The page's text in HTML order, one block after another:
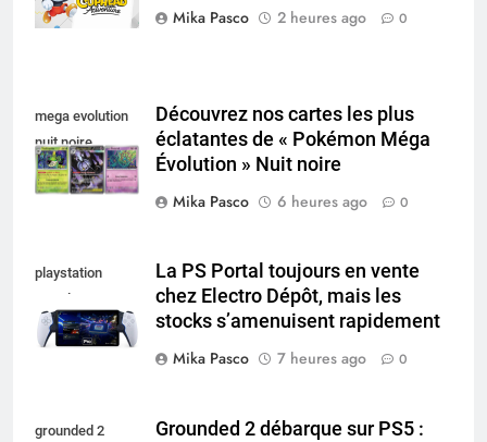
Mika Pasco 2 heures ago 0
mega evolution
nuit noire
Découvrez nos cartes les plus
éclatantes de « Pokémon Méga
Évolution » Nuit noire
Mika Pasco
6 heures ago 0
playstation
portal pro
La PS Portal toujours en vente
chez Electro Dépôt, mais les
stocks s’amenuisent rapidement
Mika Pasco
7 heures ago 0
grounded 2
Grounded 2 débarque sur PS5 :